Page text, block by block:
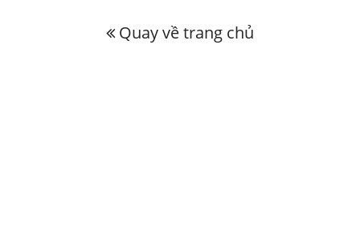
Quay về trang chủ